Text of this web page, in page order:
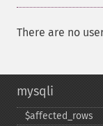
There are no
mysqli
$affected_​rows